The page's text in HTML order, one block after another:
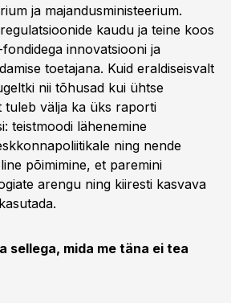
ja majandusministeerium.
kaudu ja teine koos
innovatsiooni ja
toetajana. Kuid eraldiseisvalt
nii tõhusad kui ühtse
tuleb välja ka üks raporti
teistmoodi lähenemine
ning nende
põimimine, et paremini
arengu ning kiiresti kasvava
sellega, mida me täna ei tea